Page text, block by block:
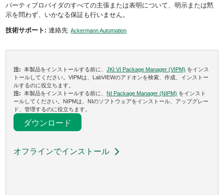
パーティプロバイダのすべての主張または表明について、明示または黙
示を問わず、いかなる保証も行いません。
技術サポート: 連絡先 Ackermann Automation
注:本製品をインストールする前に、JKI VI Package Manager (VIPM) をインス
トールしてください。VIPMは、LabVIEWのアドオンを検索、作成、インストー
ルするのに役立ちます。
注:本製品をインストールする前に、 NI Package Manager (NIPM) をインスト
ールしてください。NIPMは、NIのソフトウェアをインストール、アップグレー
ド、管理するのに役立ちます。
ダウンロード
オフラインでインストール